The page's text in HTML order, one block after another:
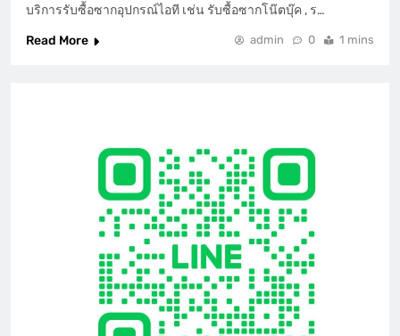
บริการรับซื้อซากอุปกรณ์ไอที เช่น รับซื้อซากโน๊ตบุ๊ค , ร…
Read More
admin 0 1 mins